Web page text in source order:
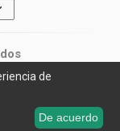
de
De acuerdo